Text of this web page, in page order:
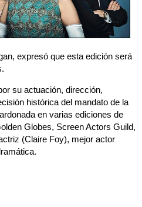
expresó que esta edición será
su actuación, dirección,
histórica del mandato de la
en varias ediciones de
Globes, Screen Actors Guild,
(Claire Foy), mejor actor